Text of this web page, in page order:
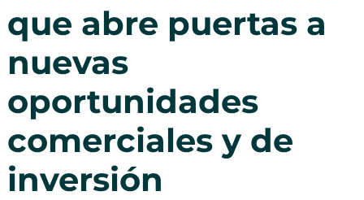
que abre puertas a
nuevas
oportunidades
comerciales y de
inversión